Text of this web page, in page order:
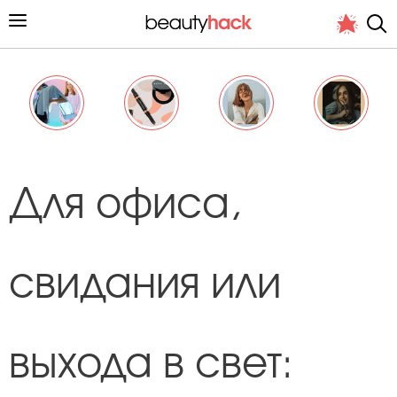
Стиль жизни
Хит недели от стилиста
Снимает и тестирует редакция
Для офиса,
свидания или
выхода в свет: